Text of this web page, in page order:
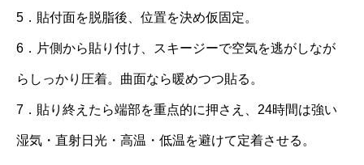
5．貼付面を脱脂後、位置を決め仮固定。
6．片側から貼り付け、スキージーで空気を逃がしなが
らしっかり圧着。曲面なら暖めつつ貼る。
7．貼り終えたら端部を重点的に押さえ、24時間は強い
湿気・直射日光・高温・低温を避けて定着させる。